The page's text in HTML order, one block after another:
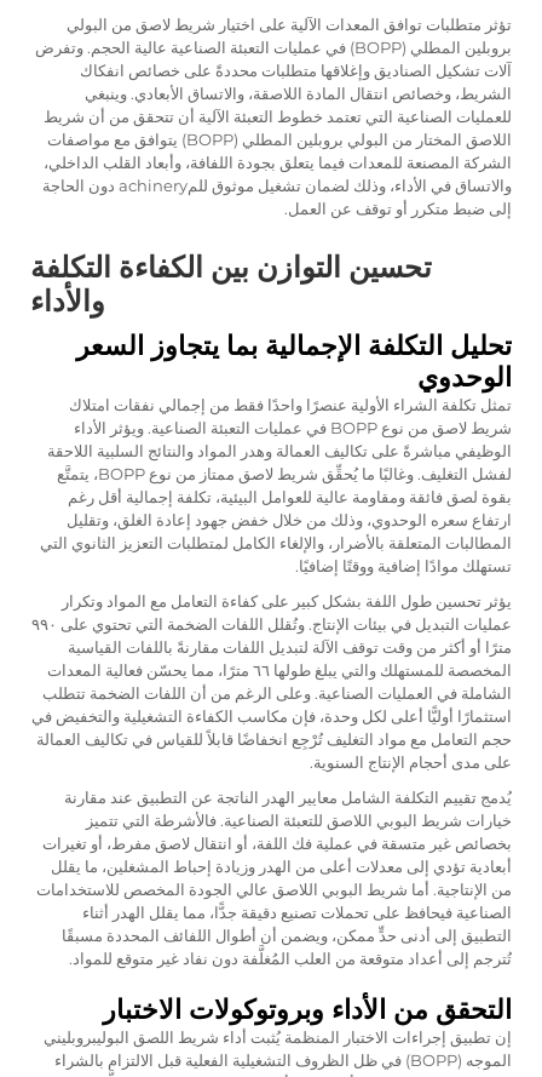
تؤثر متطلبات توافق المعدات الآلية على اختيار شريط لاصق من البولي
بروبلين المطلي (BOPP) في عمليات التعبئة الصناعية عالية الحجم. وتفرض
آلات تشكيل الصناديق وإغلاقها متطلبات محددةً على خصائص انفكاك
الشريط، وخصائص انتقال المادة اللاصقة، والاتساق الأبعادي. وينبغي
للعمليات الصناعية التي تعتمد خطوط التعبئة الآلية أن تتحقق من أن شريط
اللاصق المختار من البولي بروبلين المطلي (BOPP) يتوافق مع مواصفات
الشركة المصنعة للمعدات فيما يتعلق بجودة اللفافة، وأبعاد القلب الداخلي،
والاتساق في الأداء، وذلك لضمان تشغيل موثوق للمachinery دون الحاجة
إلى ضبط متكرر أو توقف عن العمل.
تحسين التوازن بين الكفاءة التكلفة
والأداء
تحليل التكلفة الإجمالية بما يتجاوز السعر
الوحدوي
تمثل تكلفة الشراء الأولية عنصرًا واحدًا فقط من إجمالي نفقات امتلاك
شريط لاصق من نوع BOPP في عمليات التعبئة الصناعية. ويؤثر الأداء
الوظيفي مباشرةً على تكاليف العمالة وهدر المواد والنتائج السلبية اللاحقة
لفشل التغليف. وغالبًا ما يُحقِّق شريط لاصق ممتاز من نوع BOPP، يتمتَّع
بقوة لصق فائقة ومقاومة عالية للعوامل البيئية، تكلفة إجمالية أقل رغم
ارتفاع سعره الوحدوي، وذلك من خلال خفض جهود إعادة الغلق، وتقليل
المطالبات المتعلقة بالأضرار، والإلغاء الكامل لمتطلبات التعزيز الثانوي التي
تستهلك موادًا إضافية ووقتًا إضافيًا.
يؤثر تحسين طول اللفة بشكل كبير على كفاءة التعامل مع المواد وتكرار
عمليات التبديل في بيئات الإنتاج. وتُقلل اللفات الضخمة التي تحتوي على ٩٩٠
مترًا أو أكثر من وقت توقف الآلة لتبديل اللفات مقارنةً باللفات القياسية
المخصصة للمستهلك والتي يبلغ طولها ٦٦ مترًا، مما يحسّن فعالية المعدات
الشاملة في العمليات الصناعية. وعلى الرغم من أن اللفات الضخمة تتطلب
استثمارًا أوليًّا أعلى لكل وحدة، فإن مكاسب الكفاءة التشغيلية والتخفيض في
حجم التعامل مع مواد التغليف تُرْجِع انخفاضًا قابلاً للقياس في تكاليف العمالة
على مدى أحجام الإنتاج السنوية.
يُدمج تقييم التكلفة الشامل معايير الهدر الناتجة عن التطبيق عند مقارنة
خيارات شريط البوبي اللاصق للتعبئة الصناعية. فالأشرطة التي تتميز
بخصائص غير متسقة في عملية فك اللفة، أو انتقال لاصق مفرط، أو تغيرات
أبعادية تؤدي إلى معدلات أعلى من الهدر وزيادة إحباط المشغلين، ما يقلل
من الإنتاجية. أما شريط البوبي اللاصق عالي الجودة المخصص للاستخدامات
الصناعية فيحافظ على تحملات تصنيع دقيقة جدًّا، مما يقلل الهدر أثناء
التطبيق إلى أدنى حدٍّ ممكن، ويضمن أن أطوال اللفائف المحددة مسبقًا
تُترجم إلى أعداد متوقعة من العلب المُغلَّفة دون نفاد غير متوقع للمواد.
التحقق من الأداء وبروتوكولات الاختبار
إن تطبيق إجراءات الاختبار المنظمة يُثبت أداء شريط اللصق البوليبروبليني
الموجه (BOPP) في ظل الظروف التشغيلية الفعلية قبل الالتزام بالشراء